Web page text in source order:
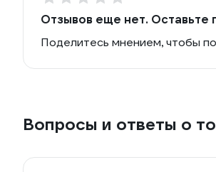
Отзывов еще нет. Оставьте
Поделитесь мнением, чтобы
Вопросы и ответы о